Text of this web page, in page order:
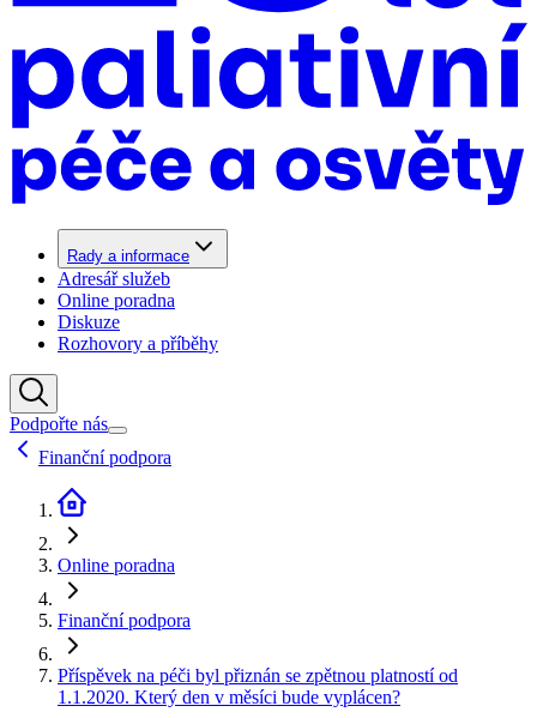
Rady a informace
Adresář služeb
Online poradna
Diskuze
Rozhovory a příběhy
Podpořte nás
Finanční podpora
Online poradna
Finanční podpora
Příspěvek na péči byl přiznán se zpětnou platností od
1.1.2020. Který den v měsíci bude vyplácen?